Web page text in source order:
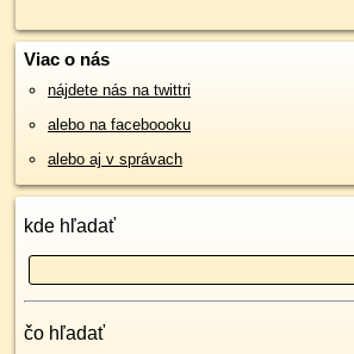
Viac o nás
nájdete nás na twittri
alebo na faceboooku
alebo aj v správach
kde hľadať
čo hľadať